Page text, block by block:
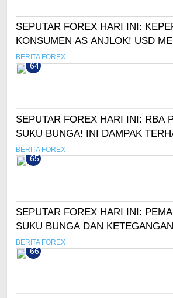
SEPUTAR FOREX HARI INI:
KONSUMEN AS ANJLOK! USD
BERITA FOREX
64
SEPUTAR FOREX HARI INI: RBA
SUKU BUNGA! INI DAMPAK
BERITA FOREX
65
SEPUTAR FOREX HARI INI:
SUKU BUNGA DAN
TENGAH DORONG OIL MENGUAT!
BERITA FOREX
66